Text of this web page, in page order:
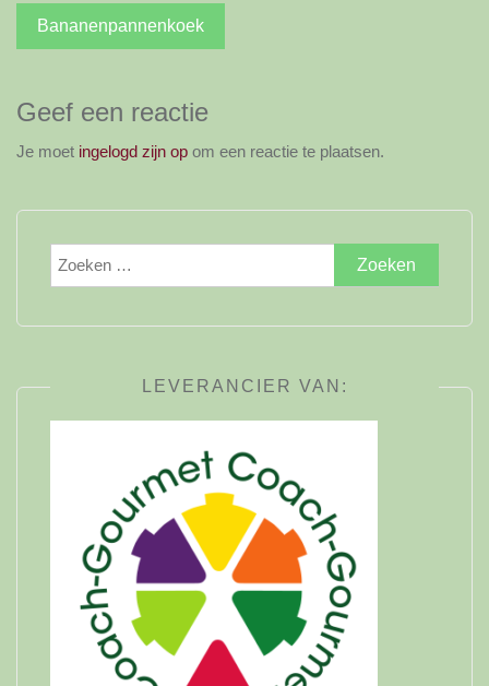
Bericht
navigatie
Bananenpannenkoek
Geef een reactie
Je moet ingelogd zijn op om een reactie te plaatsen.
Zoeken
naar:
LEVERANCIER VAN: